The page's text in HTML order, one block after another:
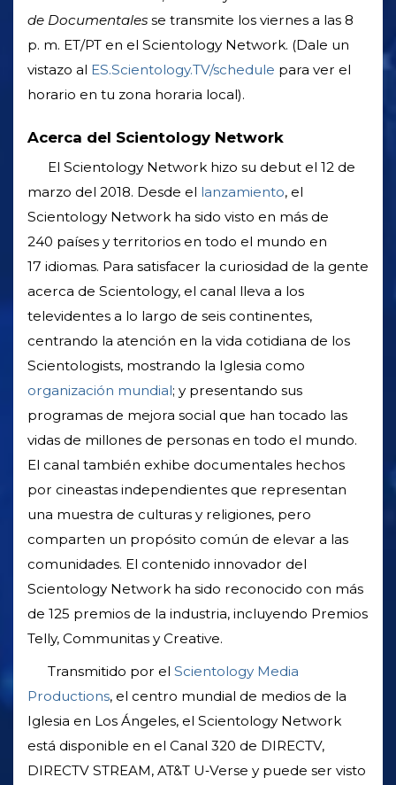
de Documentales se transmite los viernes a las 8
p. m. ET/PT en el Scientology Network. (Dale un
vistazo al ES.Scientology.TV/schedule para ver el
horario en tu zona horaria local).
Acerca del Scientology Network
El Scientology Network hizo su debut el 12 de
marzo del 2018. Desde el lanzamiento, el
Scientology Network ha sido visto en más de
240 países y territorios en todo el mundo en
17 idiomas. Para satisfacer la curiosidad de la gente
acerca de Scientology, el canal lleva a los
televidentes a lo largo de seis continentes,
centrando la atención en la vida cotidiana de los
Scientologists, mostrando la Iglesia como
organización mundial; y presentando sus
programas de mejora social que han tocado las
vidas de millones de personas en todo el mundo.
El canal también exhibe documentales hechos
por cineastas independientes que representan
una muestra de culturas y religiones, pero
comparten un propósito común de elevar a las
comunidades. El contenido innovador del
Scientology Network ha sido reconocido con más
de 125 premios de la industria, incluyendo Premios
Telly, Communitas y Creative.
Transmitido por el Scientology Media
Productions, el centro mundial de medios de la
Iglesia en Los Ángeles, el Scientology Network
está disponible en el Canal 320 de DIRECTV,
DIRECTV STREAM, AT&T U‑Verse y puede ser visto